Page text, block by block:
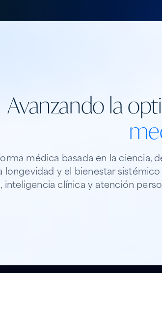
Avanzando la
médica basada en la ciencia,
longevidad y el bienestar
inteligencia clínica y atención